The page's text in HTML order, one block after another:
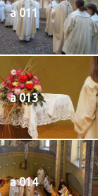
a 011
a 013
a 014